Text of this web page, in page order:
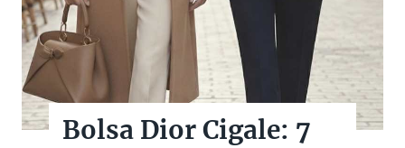
Bolsas Pretas de